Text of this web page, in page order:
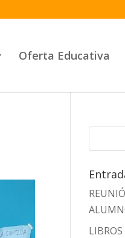
Oferta Educativa